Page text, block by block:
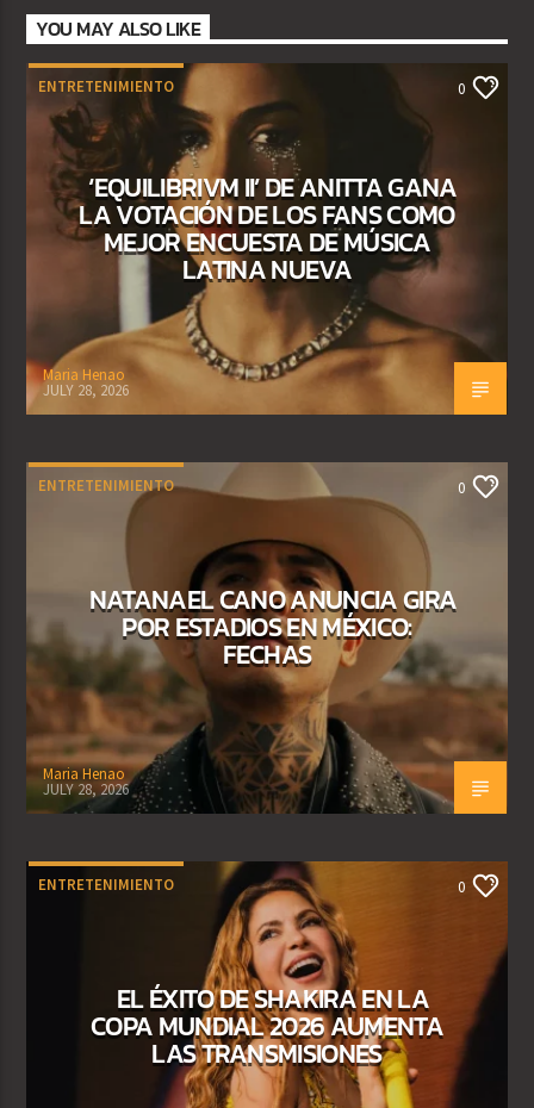
YOU MAY ALSO LIKE
ENTRETENIMIENTO 0
‘EQUILIBRIVM II’ DE ANITTA GANA
LA VOTACIÓN DE LOS FANS COMO
MEJOR ENCUESTA DE MÚSICA
LATINA NUEVA
Maria Henao
JULY 28, 2026
ENTRETENIMIENTO 0
NATANAEL CANO ANUNCIA GIRA
POR ESTADIOS EN MÉXICO:
FECHAS
Maria Henao
JULY 28, 2026
ENTRETENIMIENTO 0
EL ÉXITO DE SHAKIRA EN LA
COPA MUNDIAL 2026 AUMENTA
LAS TRANSMISIONES